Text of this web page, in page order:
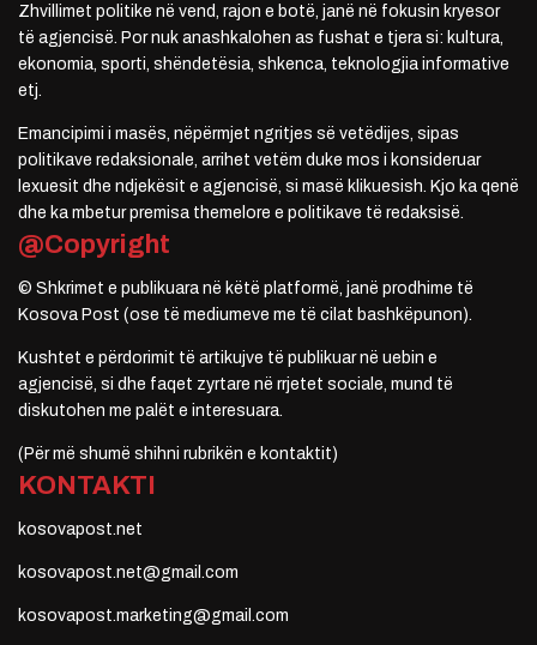
Zhvillimet politike në vend, rajon e botë, janë në fokusin kryesor
të agjencisë. Por nuk anashkalohen as fushat e tjera si: kultura,
ekonomia, sporti, shëndetësia, shkenca, teknologjia informative
etj.
Emancipimi i masës, nëpërmjet ngritjes së vetëdijes, sipas
politikave redaksionale, arrihet vetëm duke mos i konsideruar
lexuesit dhe ndjekësit e agjencisë, si masë klikuesish. Kjo ka qenë
dhe ka mbetur premisa themelore e politikave të redaksisë.
@Copyright
© Shkrimet e publikuara në këtë platformë, janë prodhime të
Kosova Post (ose të mediumeve me të cilat bashkëpunon).
Kushtet e përdorimit të artikujve të publikuar në uebin e
agjencisë, si dhe faqet zyrtare në rrjetet sociale, mund të
diskutohen me palët e interesuara.
(Për më shumë shihni rubrikën e kontaktit)
KONTAKTI
kosovapost.net
kosovapost.net@gmail.com
kosovapost.marketing@gmail.com